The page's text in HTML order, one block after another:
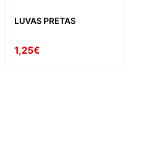
LUVAS PRETAS
1,25€